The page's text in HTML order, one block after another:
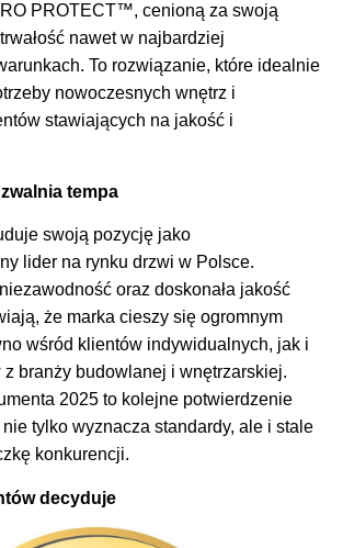
PROTECT™, cenioną za swoją
nawet w najbardziej
To rozwiązanie, które idealnie
nowoczesnych wnętrz i
stawiających na jakość i
tempa
swoją pozycję jako
lider na rynku drzwi w Polsce.
oraz doskonała jakość
że marka cieszy się ogromnym
wśród klientów indywidualnych, jak i
branży budowlanej i wnętrzarskiej.
2025 to kolejne potwierdzenie
tylko wyznacza standardy, ale i stale
konkurencji.
decyduje